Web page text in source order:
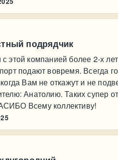
подрядчик
этой компанией более 2-х
подают вовремя. Всегда
Вам не откажут и не
Анатолию. Таких супер
Всему коллективу!